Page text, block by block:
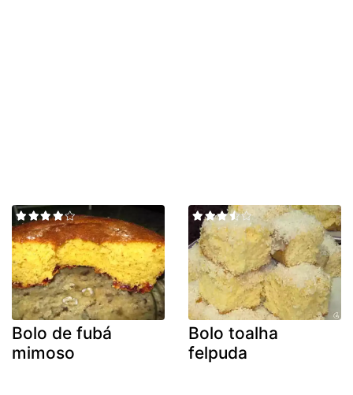
Bolo de fubá
mimoso
Bolo toalha
felpuda